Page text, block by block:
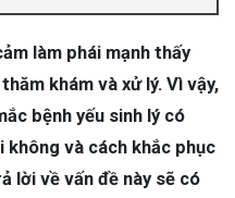
làm phái mạnh thấy
khám và xử lý. Vì vậy,
bệnh yếu sinh lý có
và cách khắc phục
lời về vấn đề này sẽ có